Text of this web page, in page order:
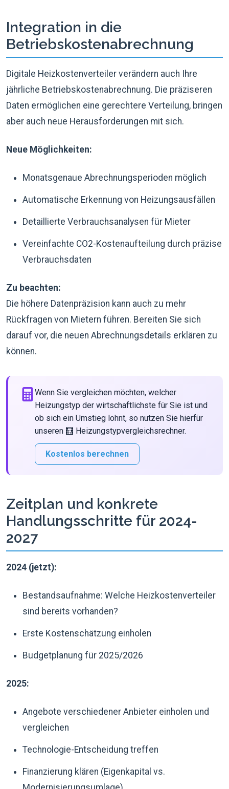
Integration in die
Betriebskostenabrechnung
Digitale Heizkostenverteiler verändern auch Ihre
jährliche Betriebskostenabrechnung. Die präziseren
Daten ermöglichen eine gerechtere Verteilung, bringen
aber auch neue Herausforderungen mit sich.
Neue Möglichkeiten:
Monatsgenaue Abrechnungsperioden möglich
Automatische Erkennung von Heizungsausfällen
Detaillierte Verbrauchsanalysen für Mieter
Vereinfachte CO2-Kostenaufteilung durch präzise
Verbrauchsdaten
Zu beachten:
Die höhere Datenpräzision kann auch zu mehr
Rückfragen von Mietern führen. Bereiten Sie sich
darauf vor, die neuen Abrechnungsdetails erklären zu
können.
Wenn Sie vergleichen möchten, welcher
Heizungstyp der wirtschaftlichste für Sie ist und
ob sich ein Umstieg lohnt, so nutzen Sie hierfür
unseren 🧮 Heizungstypvergleichsrechner.
Kostenlos berechnen
Zeitplan und konkrete
Handlungsschritte für 2024-
2027
2024 (jetzt):
Bestandsaufnahme: Welche Heizkostenverteiler
sind bereits vorhanden?
Erste Kostenschätzung einholen
Budgetplanung für 2025/2026
2025:
Angebote verschiedener Anbieter einholen und
vergleichen
Technologie-Entscheidung treffen
Finanzierung klären (Eigenkapital vs.